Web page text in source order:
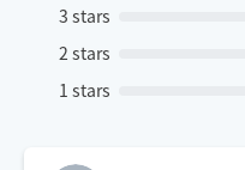
3 stars
2 stars
1 stars